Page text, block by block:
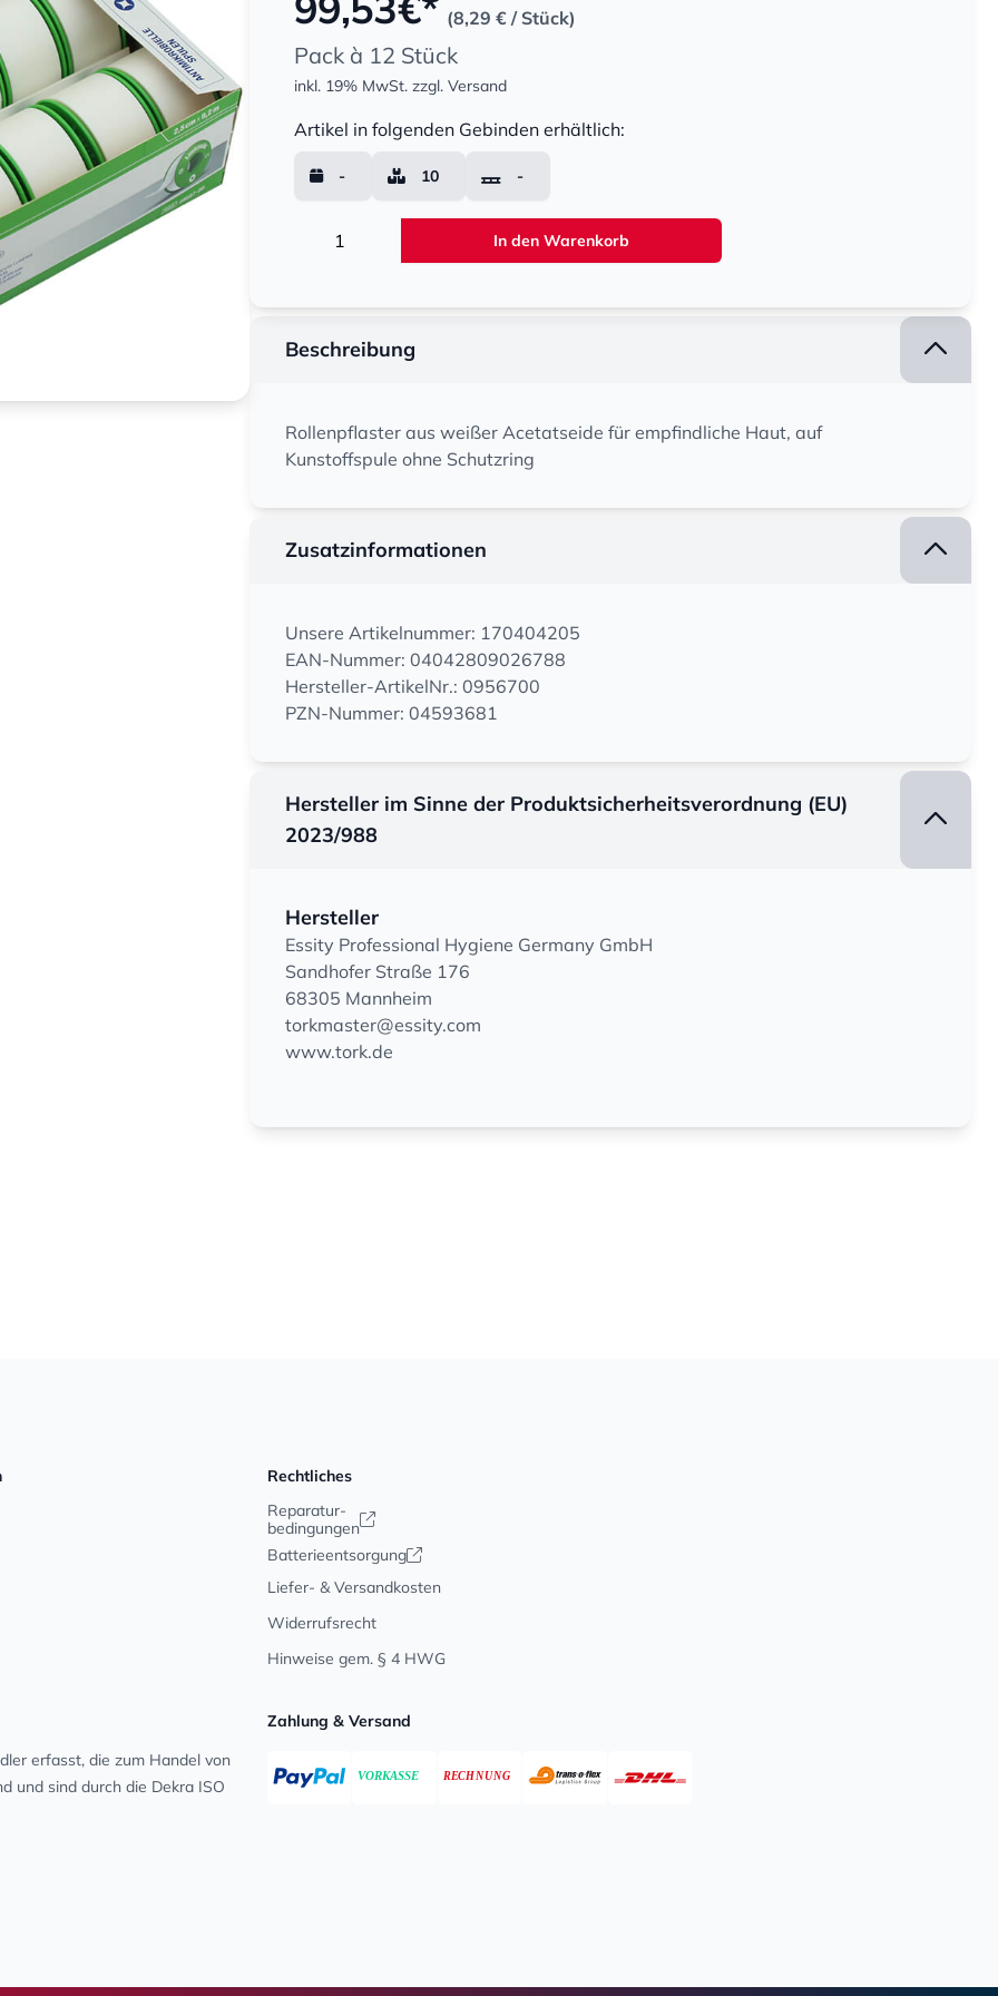
(8,29 € / Stück)
Pack à 12 Stück
inkl. 19% MwSt. zzgl. Versand
Artikel in folgenden Gebinden erhältlich:
- 10 -
In den Warenkorb
Beschreibung
Rollenpflaster aus weißer Acetatseide für empfindliche Haut, auf
Kunstoffspule ohne Schutzring
Zusatzinformationen
Unsere Artikelnummer: 170404205
EAN-Nummer: 04042809026788
Hersteller-ArtikelNr.: 0956700
PZN-Nummer: 04593681
Hersteller im Sinne der Produktsicherheitsverordnung (EU)
2023/988
Hersteller
Essity Professional Hygiene Germany GmbH
Sandhofer Straße 176
68305 Mannheim
torkmaster@essity.com
www.tork.de
Rechtliches
Reparatur-
bedingungen
Batterieentsorgung
Liefer- & Versandkosten
Widerrufsrecht
Hinweise gem. § 4 HWG
erfasst, die zum Handel von
und sind durch die Dekra ISO
Zahlung & Versand